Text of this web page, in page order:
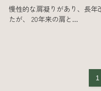
慢性的な肩凝りがあり、長年
たが、 20年来の肩と...
1